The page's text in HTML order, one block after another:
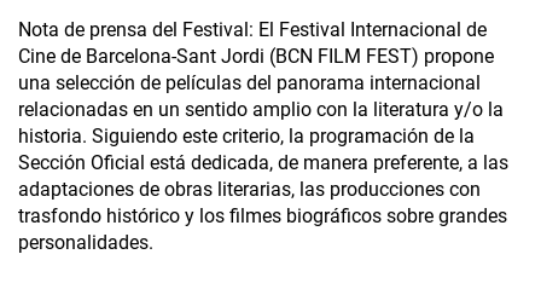
Nota de prensa del Festival: El Festival Internacional de
Cine de Barcelona-Sant Jordi (BCN FILM FEST) propone
una selección de películas del panorama internacional
relacionadas en un sentido amplio con la literatura y/o la
historia. Siguiendo este criterio, la programación de la
Sección Oficial está dedicada, de manera preferente, a las
adaptaciones de obras literarias, las producciones con
trasfondo histórico y los filmes biográficos sobre grandes
personalidades.